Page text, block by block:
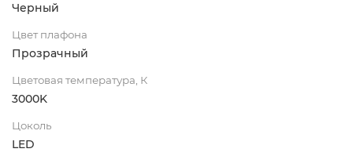
Черный
Цвет плафона
Прозрачный
Цветовая температура, К
3000K
Цоколь
LED